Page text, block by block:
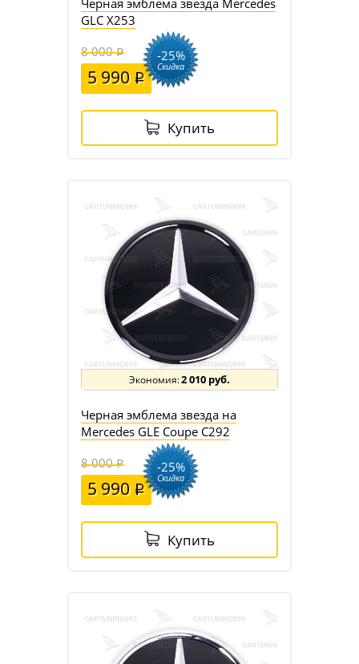
GLC X253
8 000
5 990
-25%
Скидка
Купить
2 010 руб.
Черная эмблема звезда на
Mercedes GLE Coupe C292
8 000
5 990
-25%
Скидка
Купить